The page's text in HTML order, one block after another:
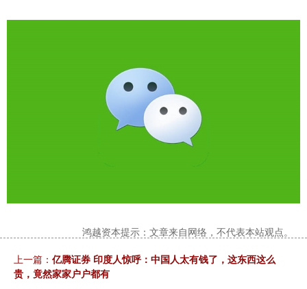
鸿越资本提示：文章来自网络，不代表本站观点。
上一篇： 亿腾证券 印度人惊呼：中国人太有钱了，这东西这么
贵，竟然家家户户都有